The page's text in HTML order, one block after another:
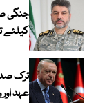
جنگی
کیلئے
ترک
عہد